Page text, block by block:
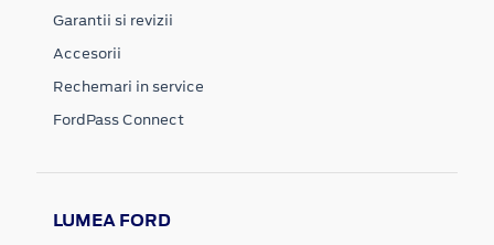
Garantii si revizii
Accesorii
Rechemari in service
FordPass Connect
LUMEA FORD